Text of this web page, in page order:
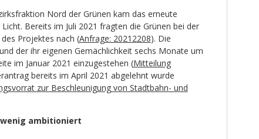
Nord der Grünen kam das erneute
Bereits im Juli 2021 fragten die Grünen bei der
Projektes nach (Anfrage: 20212208). Die
der ihr eigenen Gemächlichkeit sechs Monate um
im Januar 2021 einzugestehen (Mitteilung
bereits im April 2021 abgelehnt wurde
zur Beschleunigung von Stadtbahn- und
ambitioniert